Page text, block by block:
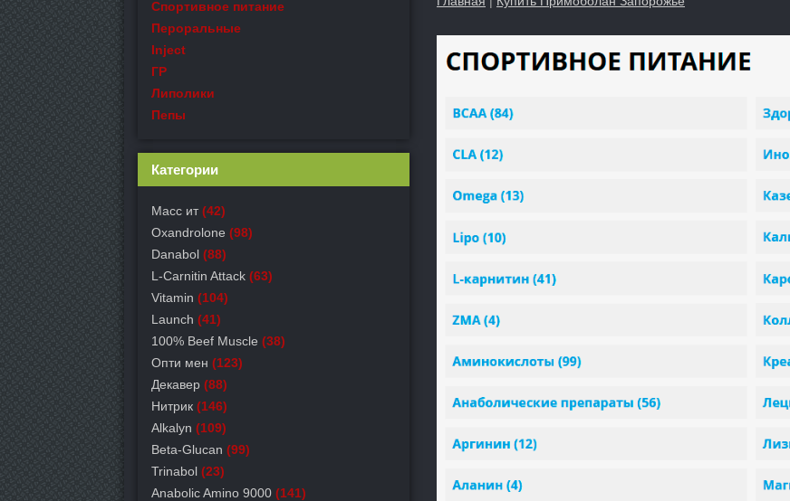
Спортивное питание
Пероральные
Inject
ГР
Липолики
Пепы
Категории
Масс ит (42)
Oxandrolone (98)
Danabol (88)
L-Carnitin Attack (63)
Vitamin (104)
Launch (41)
100% Beef Muscle (38)
Опти мен (123)
Декавер (88)
Нитрик (146)
Alkalyn (109)
Beta-Glucan (99)
Trinabol (23)
Anabolic Amino 9000 (141)